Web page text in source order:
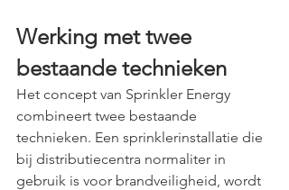
Werking met twee
bestaande technieken
Het concept van Sprinkler Energy
combineert twee bestaande
technieken. Een sprinklerinstallatie die
bij distributiecentra normaliter in
gebruik is voor brandveiligheid, wordt